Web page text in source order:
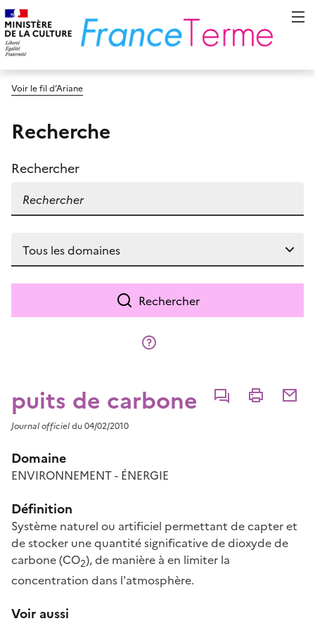
Voir le fil d’Ariane
Recherche
Rechercher
Rechercher
puits de carbone CommenterImprimer
Journal officieldu 04/02/2010
Domaine
ENVIRONNEMENT - ÉNERGIE
Définition
Système naturel ou artificiel permettant de capter et
de stocker une quantité significative de dioxyde de
carbone (CO2), de manière à en limiter la
concentration dans l'atmosphère.
Voir aussi